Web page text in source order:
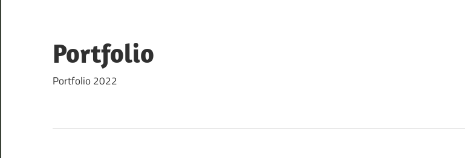
content
Portfolio
Portfolio 2022